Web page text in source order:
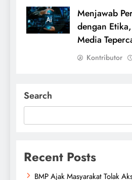
Menjawab
dengan
Media
Kontributor
Search
Recent Posts
BMP Ajak Masyarakat Tolak